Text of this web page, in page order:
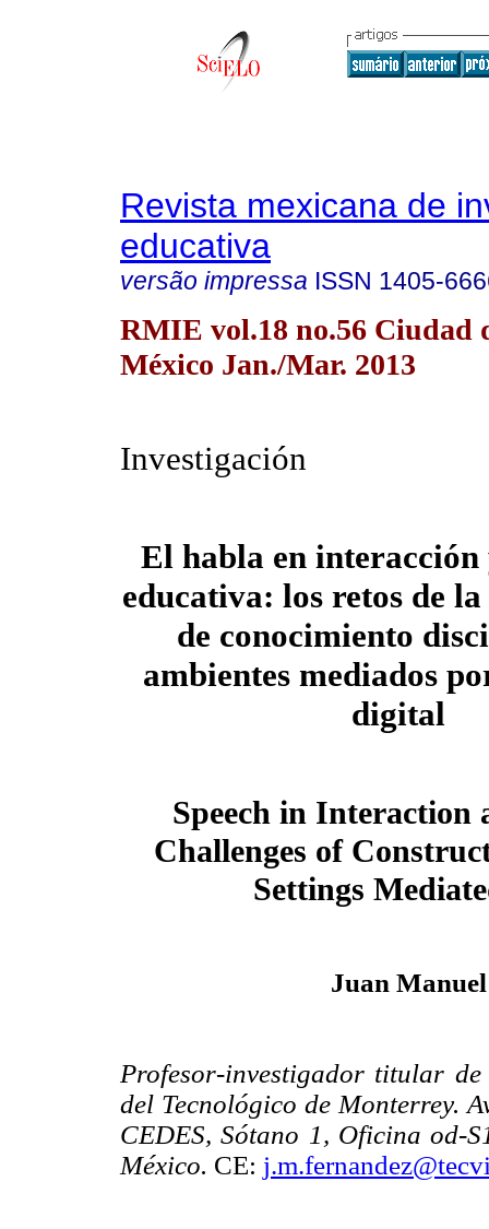
Revista mexicana de
educativa
versão impressa ISSN 1405-
RMIE vol.18 no.56 Ciudad
México Jan./Mar. 2013
Investigación
El habla en
educativa: los retos de
de conocimiento
ambientes mediados
digital
Speech in
Challenges of
Settings
Juan
Profesor-investigador titular
del Tecnológico de Monterrey.
CEDES, Sótano 1, Oficina od-
México. CE: